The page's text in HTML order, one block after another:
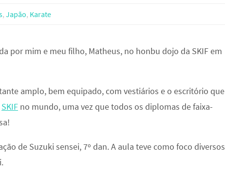
,Japão, Karate
por mim e meu filho, Matheus, no honbu dojo da SKIF em
amplo, bem equipado, com vestiários e o escritório que
SKIF no mundo, uma vez que todos os diplomas de faixa-
de Suzuki sensei, 7º dan. A aula teve como foco diversos